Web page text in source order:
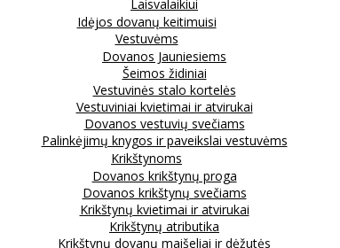
Laisvalaikiui
Idėjos dovanų keitimuisi
Vestuvėms
Dovanos Jauniesiems
Šeimos židiniai
Vestuvinės stalo kortelės
Vestuviniai kvietimai ir atvirukai
Dovanos vestuvių svečiams
Palinkėjimų knygos ir paveikslai vestuvėms
Krikštynoms
Dovanos krikštynų proga
Dovanos krikštynų svečiams
Krikštynų kvietimai ir atvirukai
Krikštynų atributika
Krikštynų dovanų maišeliai ir dėžutės